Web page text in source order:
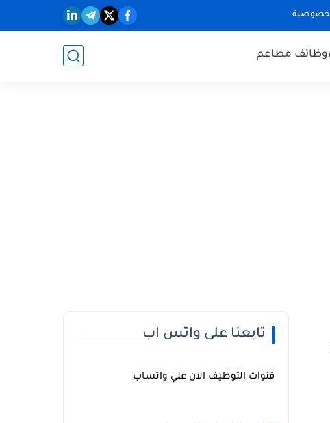
وظائف مطاعم
تابعنا على واتس اب
قنوات التوظيف الان علي واتساب